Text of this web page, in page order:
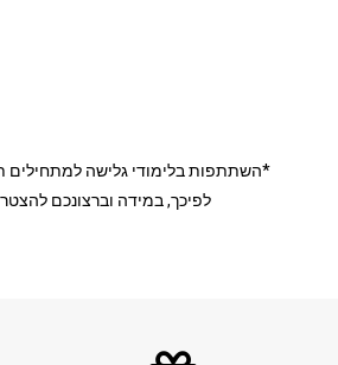
*השתתפות בלימודי גלישה למתחילים
לפיכך, במידה וברצונכם להצטרף